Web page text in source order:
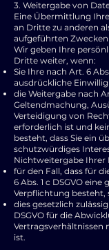
3. Weitergabe von
Eine Übermittlung
an Dritte zu anderen
aufgeführten
Wir geben Ihre
Dritte weiter, wenn:
Sie Ihre nach Art. 6
ausdrückliche
die Weitergabe nach
Geltendmachung,
Verteidigung von
erforderlich ist und
besteht, dass Sie ein
schutzwürdiges
Nichtweitergabe Ihrer
für den Fall, dass für
6 Abs. 1 c DSGVO eine
Verpflichtung besteht,
dies gesetzlich
DSGVO für die
Vertragsverhältnissen
ist.